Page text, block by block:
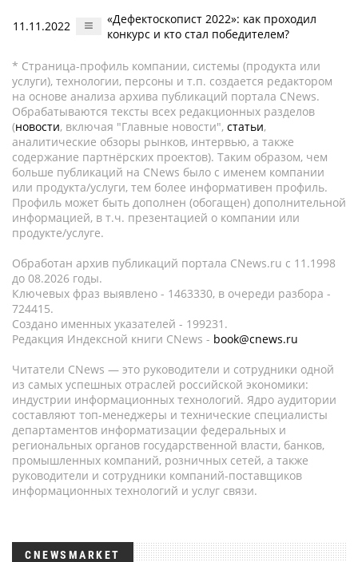
11.11.2022
«Дефектоскопист 2022»: как проходил
конкурс и кто стал победителем?
* Страница-профиль компании, системы (продукта или
услуги), технологии, персоны и т.п. создается редактором
на основе анализа архива публикаций портала CNews.
Обрабатываются тексты всех редакционных разделов
(новости, включая "Главные новости", статьи,
аналитические обзоры рынков, интервью, а также
содержание партнёрских проектов). Таким образом, чем
больше публикаций на CNews было с именем компании
или продукта/услуги, тем более информативен профиль.
Профиль может быть дополнен (обогащен) дополнительной
информацией, в т.ч. презентацией о компании или
продукте/услуге.
Обработан архив публикаций портала CNews.ru c 11.1998
до 08.2026 годы.
Ключевых фраз выявлено - 1463330, в очереди разбора -
724415.
Создано именных указателей - 199231.
Редакция Индексной книги CNews - book@cnews.ru
Читатели CNews — это руководители и сотрудники одной
из самых успешных отраслей российской экономики:
индустрии информационных технологий. Ядро аудитории
составляют топ-менеджеры и технические специалисты
департаментов информатизации федеральных и
региональных органов государственной власти, банков,
промышленных компаний, розничных сетей, а также
руководители и сотрудники компаний-поставщиков
информационных технологий и услуг связи.
CNEWSMARKET